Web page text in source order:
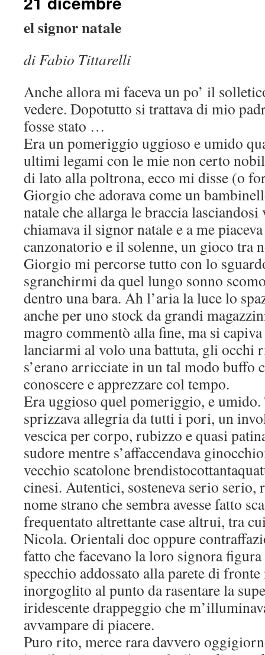
el signor natale
di Fabio Tittarelli
Anche allora mi faceva un po’ il
vedere. Dopotutto si trattava di mio
fosse stato …
Era un pomeriggio uggioso e umido
ultimi legami con le mie non certo
di lato alla poltrona, ecco mi disse (o
Giorgio che adorava come un
natale che allarga le braccia
chiamava il signor natale e a me
canzonatorio e il solenne, un gioco tra
Giorgio mi percorse tutto con lo
sgranchirmi da quel lungo sonno
dentro una bara. Ah l’aria la luce lo
anche per uno stock da grandi
magro commentò alla fine, ma si
lanciarmi al volo una battuta, gli occhi
s’erano arricciate in un tal modo buffo
conoscere e apprezzare col tempo.
Era uggioso quel pomeriggio, e
sprizzava allegria da tutti i pori, un
vescica per corpo, rubizzo e quasi
sudore mentre s’affaccendava
vecchio scatolone
cinesi. Autentici, sosteneva serio serio,
nome strano che sembra avesse fatto
frequentato altrettante case altrui, tra
Nicola. Orientali doc oppure
fatto che facevano la loro signora
specchio addossato alla parete di
inorgoglito al punto da rasentare la
iridescente drappeggio che
avvampare di piacere.
Puro rito, merce rara davvero